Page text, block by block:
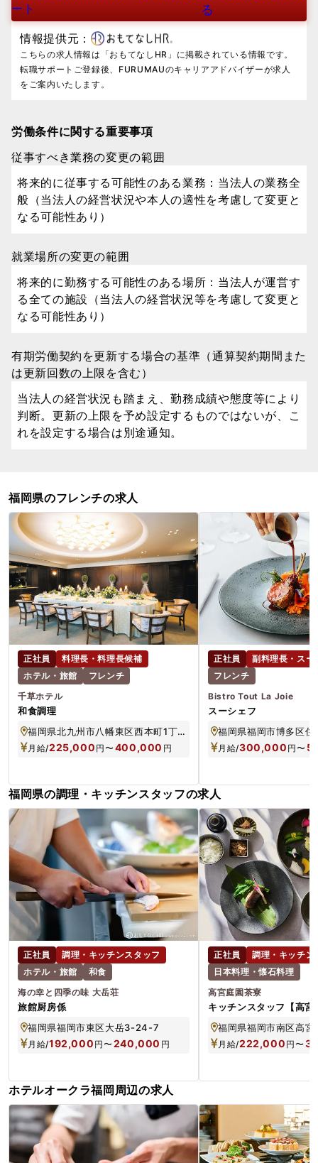
ート
る
情報提供元：
こちらの求人情報は「おもてなしHR」に掲載されている情報です。
転職サポートご登録後、FURUMAUのキャリアアドバイザーが求人
をご案内いたします。
労働条件に関する重要事項
従事すべき業務の変更の範囲
将来的に従事する可能性のある業務：当法人の業務全
般（当法人の経営状況や本人の適性を考慮して変更と
なる可能性あり）
就業場所の変更の範囲
将来的に勤務する可能性のある場所：当法人が運営す
る全ての施設（当法人の経営状況等を考慮して変更と
なる可能性あり）
有期労働契約を更新する場合の基準（通算契約期間また
は更新回数の上限を含む）
当法人の経営状況も踏まえ、勤務成績や態度等により
判断。更新の上限を予め設定するものではないが、こ
れを設定する場合は別途通知。
福岡県のフレンチの求人
正社員
料理長・料理長候補
ホテル・旅館
フレンチ
千草ホテル
和食調理
福岡県北九州市八幡東区西本町1丁目1-1
月給/225,000 円〜400,000 円
正社員
副料理長・スー
フレンチ
Bistro Tout La Joie
スーシェフ
月給/300,000 円〜
福岡県の調理・キッチンスタッフの求人
正社員
調理・キッチンスタッフ
ホテル・旅館
和食
海の幸と四季の味 大岳荘
旅館厨房係
福岡県福岡市東区大岳3-24-7
月給/192,000 円〜240,000 円
正社員
調理・キッチン
日本料理・懐石料理
高宮庭園茶寮
キッチンスタッフ【高宮
福岡県福岡市南区高
月給/222,000 円〜
ホテルオークラ福岡周辺の求人